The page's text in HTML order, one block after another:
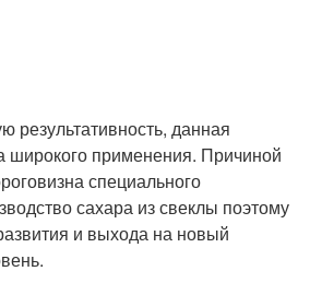
результативность, данная
широкого применения. Причиной
специального
сахара из свеклы поэтому
и выхода на новый